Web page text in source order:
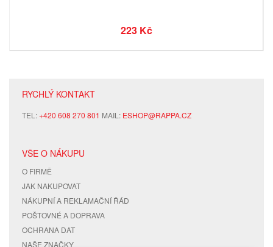
223 Kč
RYCHLÝ KONTAKT
TEL:+420 608 270 801 MAIL: ESHOP@RAPPA.CZ
VŠE O NÁKUPU
O FIRMĚ
JAK NAKUPOVAT
NÁKUPNÍ A REKLAMAČNÍ ŘÁD
POŠTOVNÉ A DOPRAVA
OCHRANA DAT
NAŠE ZNAČKY